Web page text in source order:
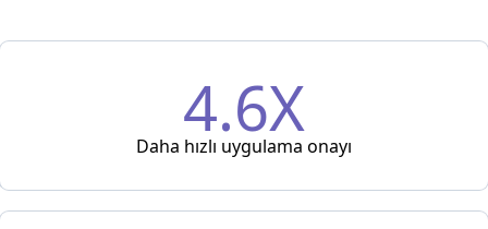
4.6X
Daha hızlı uygulama onayı